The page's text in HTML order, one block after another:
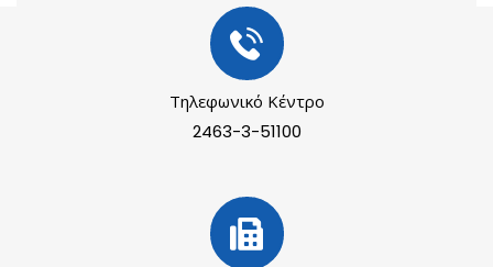
Τηλεφωνικό Κέντρο
2463-3-51100